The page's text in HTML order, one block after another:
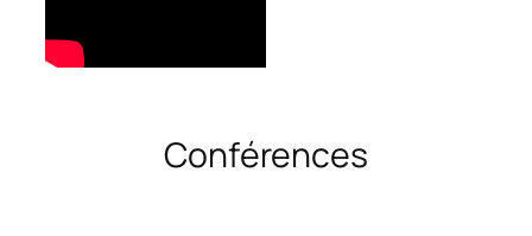
Conférences